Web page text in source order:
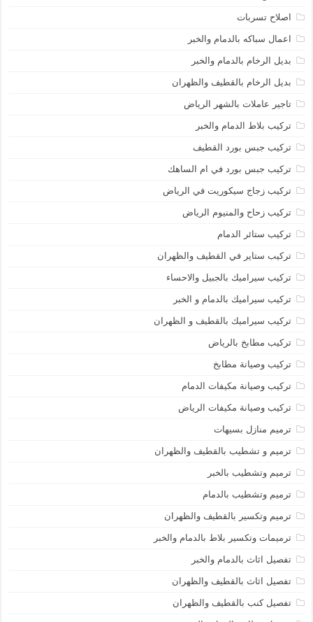
اصلاح تسربات
اعمال سباكه بالدمام والخبر
بديل الرخام بالدمام والخبر
بديل الرخام بالقطيف والظهران
تاجير عاملات بالشهر الرياض
تركيب بلاط الدمام والخبر
تركيب جبس بورد القطيف
تركيب جبس بورد في ام الساهك
تركيب زجاج سيكوريت في الرياض
تركيب زحاح والمنيوم الرياض
تركيب ستائر الدمام
تركيب ستاير في القطيف والظهران
تركيب سيراميك بالجبيل والاحساء
تركيب سيراميك بالدمام و الخبر
تركيب سيراميك بالقطيف و الظهران
تركيب مطابخ بالرياض
تركيب وصيانة مطابخ
تركيب وصيانة مكيفات الدمام
تركيب وصيانة مكيفات الرياض
ترميم منازل بسيهات
ترميم و تشطيب بالقطيف والظهران
ترميم وتشطيب بالخبر
ترميم وتشطيب بالدمام
ترميم وتكسير بالقطيف والظهران
ترميمات وتكسير بلاط بالدمام والخبر
تفصيل اثاث بالدمام والخبر
تفصيل اثاث بالقطيف والظهران
تفصيل كنب بالقطيف والظهران